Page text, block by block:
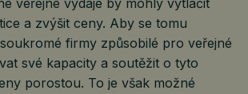
veřejné výdaje by mohly vytlačit
a zvýšit ceny. Aby se tomu
firmy způsobilé pro veřejné
své kapacity a soutěžit o tyto
porostou. To je však možné